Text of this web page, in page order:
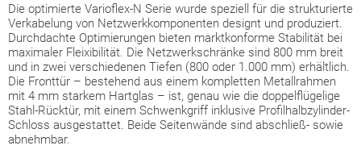
Die optimierte Varioflex-N Serie wurde speziell für die strukturierte
Verkabelung von Netzwerkkomponenten designt und produziert.
Durchdachte Optimierungen bieten marktkonforme Stabilität bei
maximaler Fleixibilität. Die Netzwerkschränke sind 800 mm breit
und in zwei verschiedenen Tiefen (800 oder 1.000 mm) erhältlich.
Die Fronttür – bestehend aus einem kompletten Metallrahmen
mit 4 mm starkem Hartglas – ist, genau wie die doppelflügelige
Stahl-Rücktür, mit einem Schwenkgriff inklusive Profilhalbzylinder-
Schloss ausgestattet. Beide Seitenwände sind abschließ- sowie
abnehmbar.